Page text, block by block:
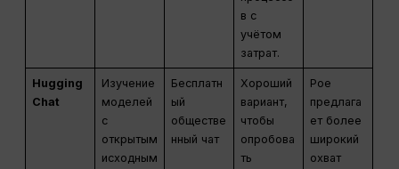
в с
учётом
затрат.
Hugging
Chat
Изучение
моделей
с
открытым
исходным
Бесплатн
ый
обществе
нный чат
Хороший
вариант,
чтобы
опробова
ть
Poe
предлага
ет более
широкий
охват